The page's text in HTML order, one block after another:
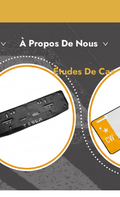
À Propos De Nous
Études De Cas